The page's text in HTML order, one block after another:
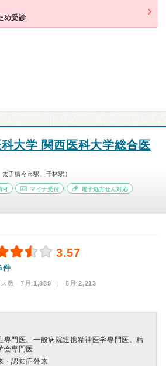
め受診
大学 関西医科大学総合医
子橋今市駅、千林駅）
可 マイナ受付 電子処方せん対応
3.57
件
ス数 7月:1,889 | 6月:2,213
専門医、一般病院連携精神医学専門医、精
会専門医
・認知症外来